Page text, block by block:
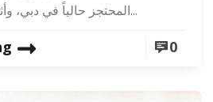
المحتجز حالياً في دبي، وأثارت المزيد من الأسئلة...
0